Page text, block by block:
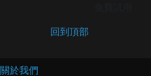
回到頂部
關於我們